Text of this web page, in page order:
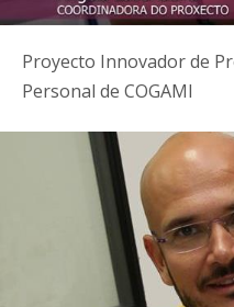
Proyecto Innovador de
Personal de COGAMI